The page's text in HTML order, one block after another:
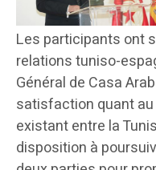
Les participants ont
relations tuniso-
Général de Casa
satisfaction quant
existant entre la
disposition à